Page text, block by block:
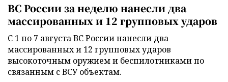
ВС России за неделю нанесли два
массированных и 12 групповых ударов
С 1 по 7 августа ВС России нанесли два
массированных и 12 групповых ударов
высокоточным оружием и беспилотниками по
связанным с ВСУ объектам.